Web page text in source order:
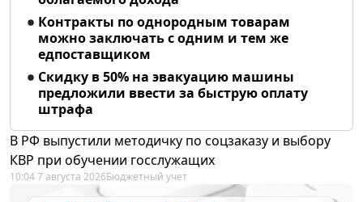
Контракты по однородным товарам
можно заключать с одним и тем же
едпоставщиком
Скидку в 50% на эвакуацию машины
предложили ввести за быструю оплату
штрафа
В РФ выпустили методичку по соцзаказу и выбору
КВР при обучении госслужащих
10:04 7 августа 2026Бюджетный учет